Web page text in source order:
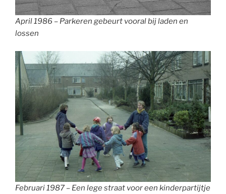
April 1986 – Parkeren gebeurt vooral bij laden en
lossen
Februari 1987 – Een lege straat voor een kinderpartijtje